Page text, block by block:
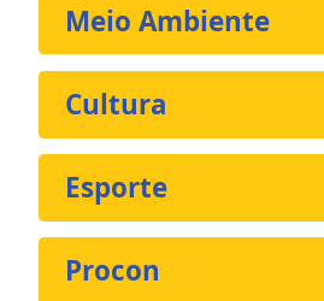
Meio Ambiente
Cultura
Esporte
Procon